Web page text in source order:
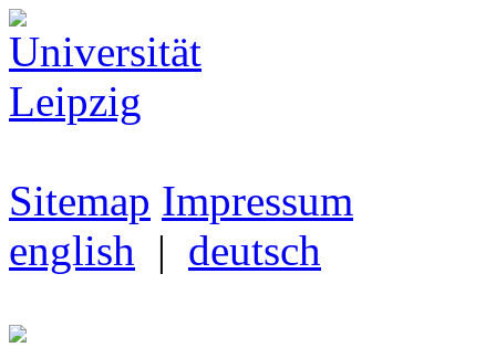
Sitemap Impressum
english | deutsch